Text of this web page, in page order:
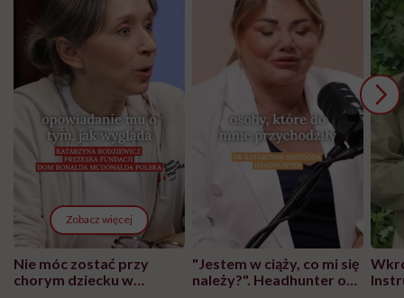
Zobacz więcej
Nie móc zostać przy
chorym dziecku w
"Jestem w ciąży, co mi się
należy?". Headhunter o